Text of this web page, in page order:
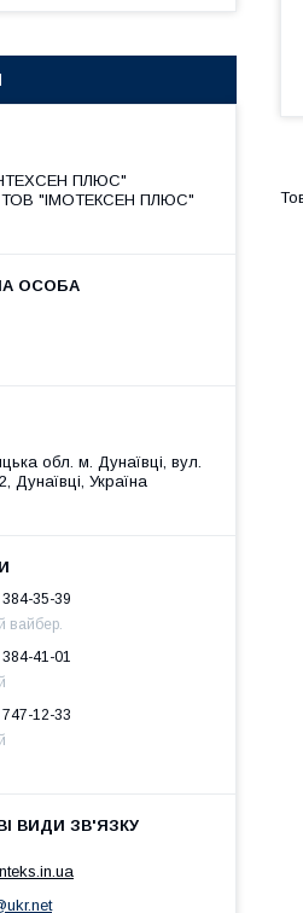
ПЛЮС"
"ІМОТЕКСЕН ПЛЮС"
обл. м. Дунаївці, вул.
Дунаївці, Україна
35-39
вайбер.
41-01
12-33